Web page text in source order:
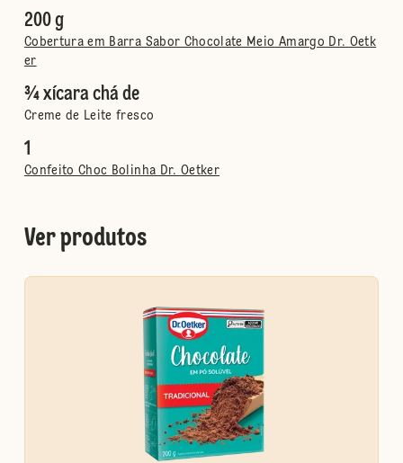
200 g
Cobertura em Barra Sabor Chocolate Meio Amargo Dr. Oetk
er
¾ xícara chá de
Creme de Leite fresco
1
Confeito Choc Bolinha Dr. Oetker
Ver produtos